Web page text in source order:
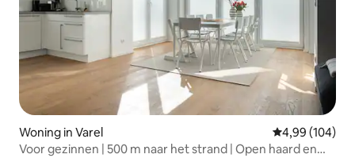
Woning in Varel Gemiddelde
4,99 (104)
Voor gezinnen | 500 m naar het strand | Open haard en